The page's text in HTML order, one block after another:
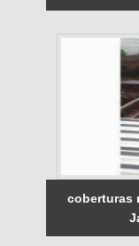
coberturas